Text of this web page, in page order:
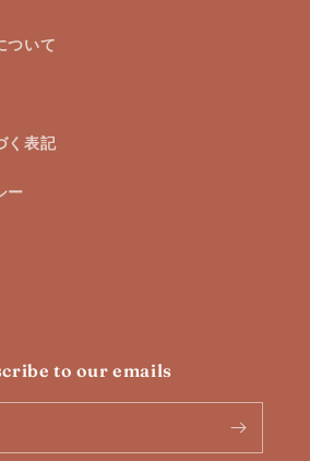
ついて
く表記
ー
to our emails